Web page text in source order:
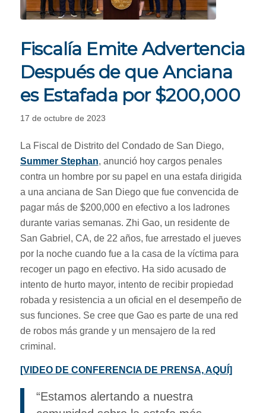
Fiscalía Emite Advertencia
Después de que Anciana
es Estafada por $200,000
17 de octubre de 2023
La Fiscal de Distrito del Condado de San Diego,
Summer Stephan, anunció hoy cargos penales
contra un hombre por su papel en una estafa dirigida
a una anciana de San Diego que fue convencida de
pagar más de $200,000 en efectivo a los ladrones
durante varias semanas. Zhi Gao, un residente de
San Gabriel, CA, de 22 años, fue arrestado el jueves
por la noche cuando fue a la casa de la víctima para
recoger un pago en efectivo. Ha sido acusado de
intento de hurto mayor, intento de recibir propiedad
robada y resistencia a un oficial en el desempeño de
sus funciones. Se cree que Gao es parte de una red
de robos más grande y un mensajero de la red
criminal.
[VIDEO DE CONFERENCIA DE PRENSA, AQUÍ]
“Estamos alertando a nuestra